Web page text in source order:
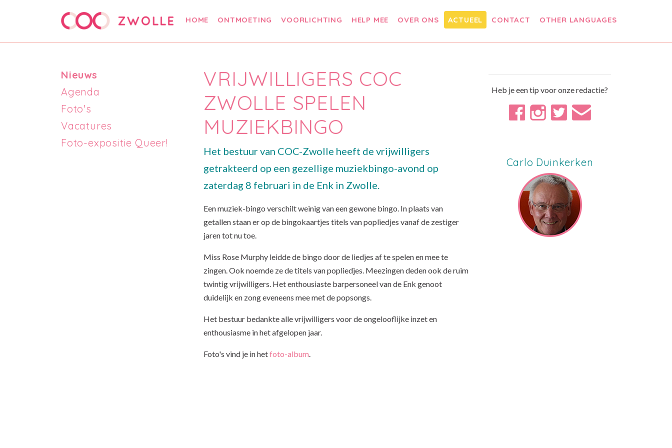
HOME ONTMOETING VOORLICHTING HELP MEE OVER ONS ACTUEEL CONTACT OTHER LANGUAGES
Nieuws
Agenda
Foto's
Vacatures
Foto-expositie Queer!
VRIJWILLIGERS COC
ZWOLLE SPELEN
MUZIEKBINGO
Het bestuur van COC-Zwolle heeft de vrijwilligers
getrakteerd op een gezellige muziekbingo-avond op
zaterdag 8 februari in de Enk in Zwolle.
Een muziek-bingo verschilt weinig van een gewone bingo. In plaats van
getallen staan er op de bingokaartjes titels van popliedjes vanaf de zestiger
jaren tot nu toe.
Miss Rose Murphy leidde de bingo door de liedjes af te spelen en mee te
zingen. Ook noemde ze de titels van popliedjes. Meezingen deden ook de ruim
twintig vrijwilligers. Het enthousiaste barpersoneel van de Enk genoot
duidelijk en zong eveneens mee met de popsongs.
Het bestuur bedankte alle vrijwilligers voor de ongelooflijke inzet en
enthousiasme in het afgelopen jaar.
Foto's vind je in hetfoto-album.
Heb je een tip voor onze redactie?
Carlo Duinkerken